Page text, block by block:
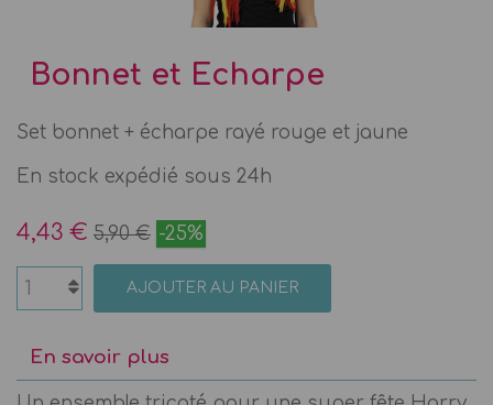
Bonnet et Echarpe
Set bonnet + écharpe rayé rouge et jaune
En stock expédié sous 24h
4,43 € 5,90 € -25%
AJOUTER AU PANIER
En savoir plus